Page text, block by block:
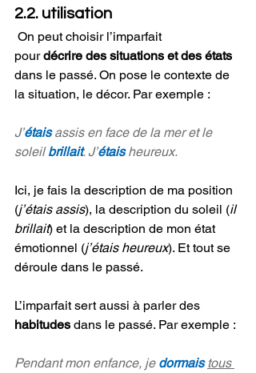
2.2. utilisation
On peut choisir l’imparfait
pour décrire des situations et des états
dans le passé. On pose le contexte de
la situation, le décor. Par exemple :
J’étais assis en face de la mer et le
soleil brillait. J’étais heureux.
Ici, je fais la description de ma position
(j’étais assis), la description du soleil (il
brillait) et la description de mon état
émotionnel (j’étais heureux). Et tout se
déroule dans le passé.
L’imparfait sert aussi à parler des
habitudes dans le passé. Par exemple :
Pendant mon enfance, je dormais tous